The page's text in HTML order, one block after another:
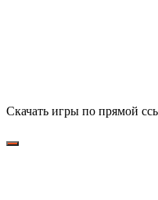
Скачать игры по прямой